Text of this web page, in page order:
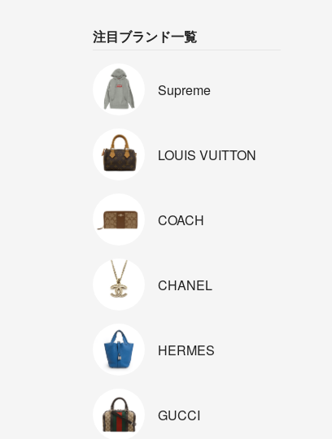
注目ブランド一覧
Supreme
LOUIS VUITTON
COACH
CHANEL
HERMES
GUCCI